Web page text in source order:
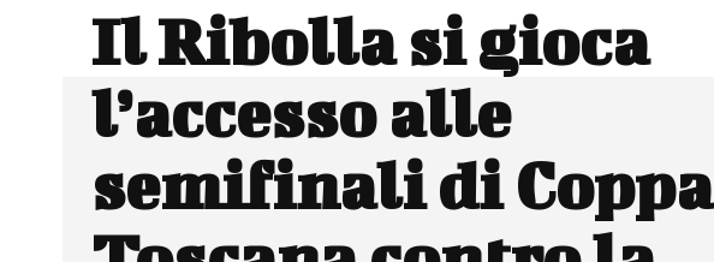
Il Ribolla si gioca
l’accesso alle
semifinali di Coppa